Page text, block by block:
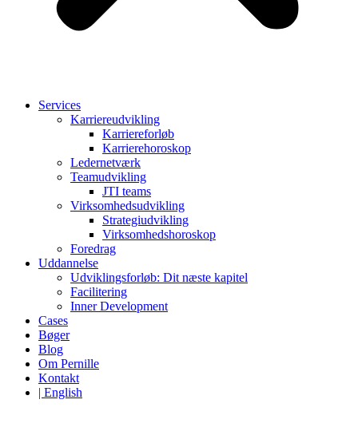
Services
Karriereudvikling
Karriereforløb
Karrierehoroskop
Ledernetværk
Teamudvikling
JTI teams
Virksomhedsudvikling
Strategiudvikling
Virksomhedshoroskop
Foredrag
Uddannelse
Udviklingsforløb: Dit næste kapitel
Facilitering
Inner Development
Cases
Bøger
Blog
Om Pernille
Kontakt
| English